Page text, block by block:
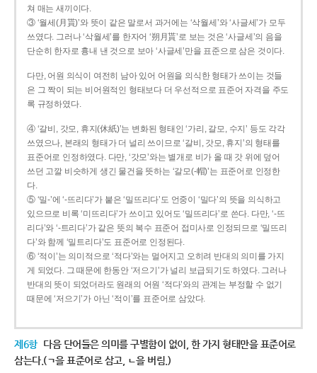
쳐 매는 새끼이다.
③ ‘월세(月貰)’와 뜻이 같은 말로서 과거에는 ‘삭월세’와 ‘사글세’가 모두
쓰였다. 그러나 ‘삭월세’를 한자어 ‘朔月貰’로 보는 것은 ‘사글세’의 음을
단순히 한자로 흉내 낸 것으로 보아 ‘사글세’만을 표준으로 삼은 것이다.
다만, 어원 의식이 여전히 남아 있어 어원을 의식한 형태가 쓰이는 것들
은 그 짝이 되는 비어원적인 형태보다 더 우선적으로 표준어 자격을 주도
록 규정하였다.
④ ‘갈비, 갓모, 휴지(休紙)’는 변화된 형태인 ‘가리, 갈모, 수지’ 등도 각각
쓰였으나, 본래의 형태가 더 널리 쓰이므로 ‘갈비, 갓모, 휴지’의 형태를
표준어로 인정하였다. 다만, ‘갓모’와는 별개로 비가 올 때 갓 위에 덮어
쓰던 고깔 비슷하게 생긴 물건을 뜻하는 ‘갈모(-帽)’는 표준어로 인정한
다.
⑤ ‘밀-’에 ‘-뜨리다’가 붙은 ‘밀뜨리다’도 언중이 ‘밀다’의 뜻을 의식하고
있으므로 비록 ‘미뜨리다’가 쓰이고 있어도 ‘밀뜨리다’로 쓴다. 다만, ‘-뜨
리다’와 ‘-트리다’가 같은 뜻의 복수 표준어 접미사로 인정되므로 ‘밀뜨리
다’와 함께 ‘밀트리다’도 표준어로 인정된다.
⑥ ‘적이’는 의미적으로 ‘적다’와는 멀어지고 오히려 반대의 의미를 가지
게 되었다. 그 때문에 한동안 ‘저으기’가 널리 보급되기도 하였다. 그러나
반대의 뜻이 되었더라도 원래의 어원 ‘적다’와의 관계는 부정할 수 없기
때문에 ‘저으기’가 아닌 ‘적이’를 표준어로 삼았다.
제6항 다음 단어들은 의미를 구별함이 없이, 한 가지 형태만을 표준어로
삼는다.(ㄱ을 표준어로 삼고, ㄴ을 버림.)